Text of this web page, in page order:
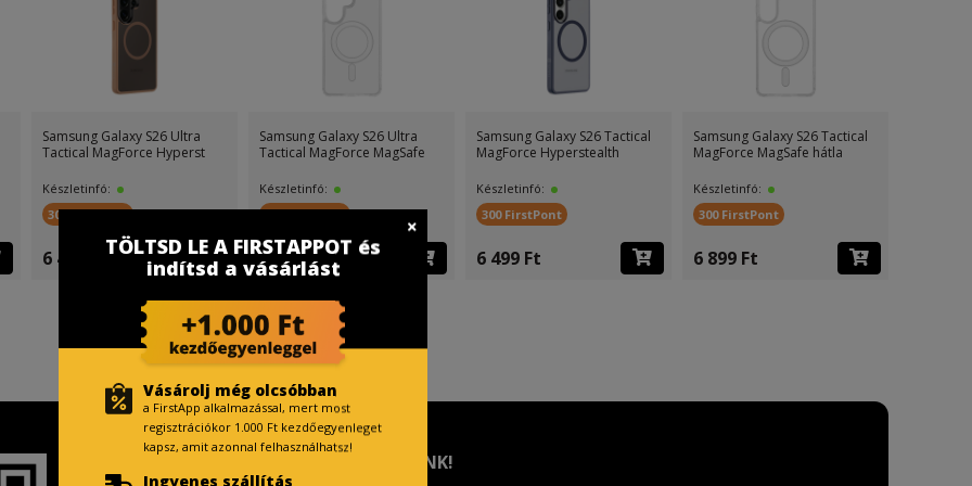
Samsung Galaxy S26 Ultra
Tactical MagForce Hyperst
Készletinfó:
300 FirstPont
6 499 Ft
Samsung Galaxy S26 Ultra
Tactical MagForce MagSafe
Készletinfó:
300 FirstPont
6 899 Ft
Samsung Galaxy S26 Tactical
MagForce Hyperstealth
Készletinfó:
300 FirstPont
6 499 Ft
Samsung Galaxy S26 Tactical
MagForce MagSafe hátla
Készletinfó:
300 FirstPont
6 899 Ft
TISZTELT VÁSÁRLÓNK!
TÖLTSD LE A FIRSTAPPOT és
indítsd a vásárlást
Vásárolj még olcsóbban
a FirstApp alkalmazással, mert most
regisztrációkor 1.000 Ft kezdőegyenleget
kapsz, amit azonnal felhasználhatsz!
Ingyenes szállítás